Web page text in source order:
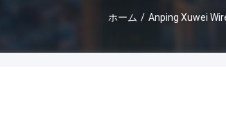
ホーム / Anping Xuwei